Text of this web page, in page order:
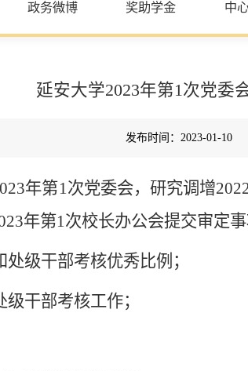
政务微博 奖助学金 中
延安大学2023年第1次党委
发布时间：2023-01-10
年第1次党委会，研究调增
年第1次校长办公会提交审定事
处级干部考核优秀比例 ；
级干部考核工作；